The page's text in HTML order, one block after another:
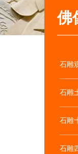
佛
石雕
石雕
石雕
石雕